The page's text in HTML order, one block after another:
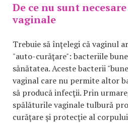
De ce nu sunt
vaginale
Trebuie să înţelegi că vaginul
"auto-curăţare": bacteriile
sănătatea. Aceste bacterii
vaginal care nu permite altor
să producă infecţii. Prin
spălăturile vaginale tulbură
curăţare şi protecţie al